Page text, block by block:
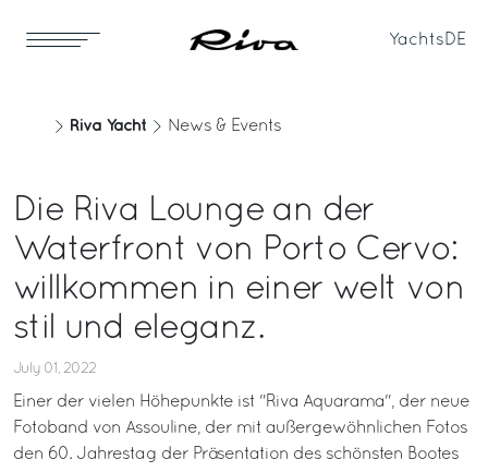
Yachts DE
Riva Yacht News & Events
Die Riva Lounge an der
Waterfront von Porto Cervo:
willkommen in einer welt von
stil und eleganz.
July 01, 2022
Einer der vielen Höhepunkte ist "Riva Aquarama", der neue
Fotoband von Assouline, der mit außergewöhnlichen Fotos
den 60. Jahrestag der Präsentation des schönsten Bootes